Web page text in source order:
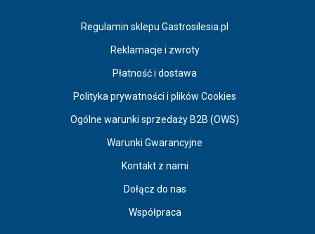
Regulamin sklepu Gastrosilesia.pl
Reklamacje i zwroty
Płatność i dostawa
Polityka prywatności i plików Cookies
Ogólne warunki sprzedaży B2B (OWS)
Warunki Gwarancyjne
Kontakt z nami
Dołącz do nas
Współpraca